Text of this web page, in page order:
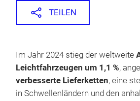
TEILEN
Im Jahr 2024 stieg der weltweite
Leichtfahrzeugen um 1,1 %,
verbesserte Lieferketten, eine
in Schwellenländern und den